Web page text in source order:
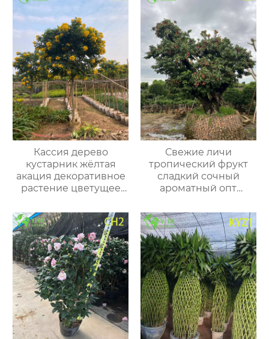
Кассия дерево
кустарник жёлтая
акация декоративное
растение цветущее
Свежие личи
тропический фрукт
сладкий сочный
ароматный опт